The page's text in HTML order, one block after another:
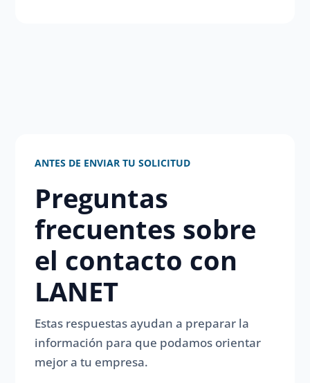
ANTES DE ENVIAR TU SOLICITUD
Preguntas
frecuentes sobre
el contacto con
LANET
Estas respuestas ayudan a preparar la
información para que podamos orientar
mejor a tu empresa.